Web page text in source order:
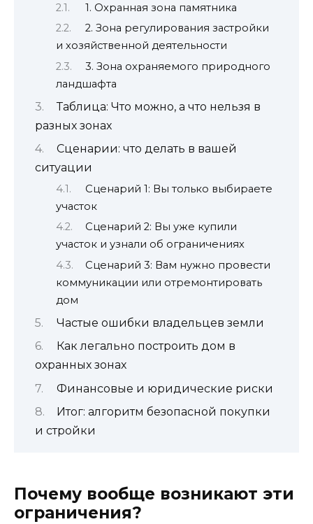
1. Охранная зона памятника
2. Зона регулирования застройки
и хозяйственной деятельности
3. Зона охраняемого природного
ландшафта
Таблица: Что можно, а что нельзя в
разных зонах
Сценарии: что делать в вашей
ситуации
Сценарий 1: Вы только выбираете
участок
Сценарий 2: Вы уже купили
участок и узнали об ограничениях
Сценарий 3: Вам нужно провести
коммуникации или отремонтировать
дом
Частые ошибки владельцев земли
Как легально построить дом в
охранных зонах
Финансовые и юридические риски
Итог: алгоритм безопасной покупки
и стройки
Почему вообще возникают эти
ограничения?